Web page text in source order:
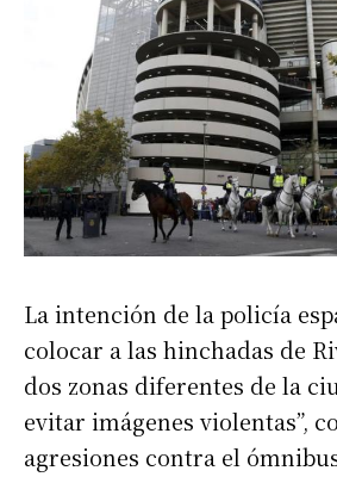
La intención de la policía
colocar a las hinchadas de
dos zonas diferentes de la
evitar imágenes violentas”,
agresiones contra el